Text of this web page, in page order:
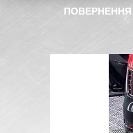
ПОВЕРНЕННЯ